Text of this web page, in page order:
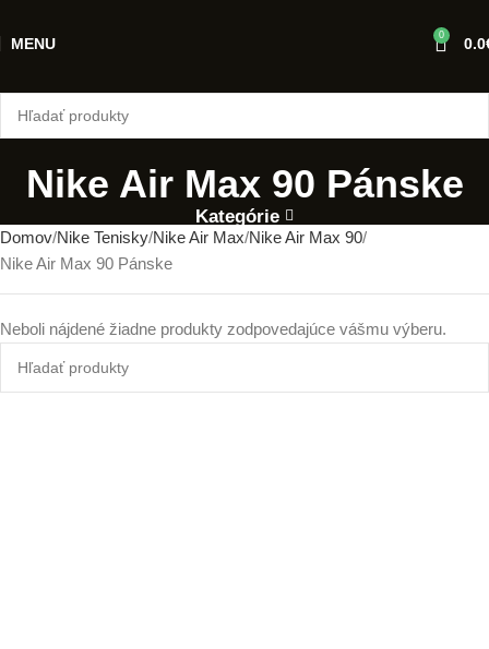
MENU 0 0.0
Nike Air Max 90 Pánske
Kategórie
Domov Nike Tenisky Nike Air Max Nike Air Max 90
Nike Air Max 90 Pánske
Neboli nájdené žiadne produkty zodpovedajúce vášmu výberu.